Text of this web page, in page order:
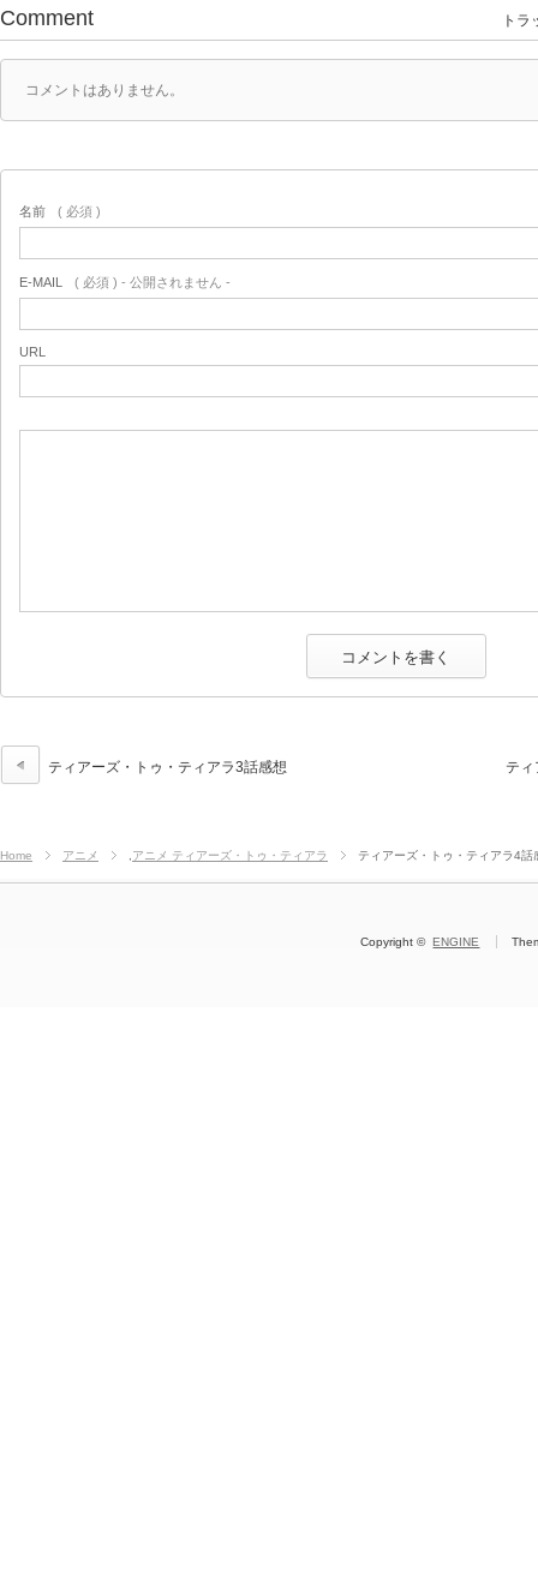
Comment トラ
コメントはありません。
名前 ( 必須 )
E-MAIL ( 必須 ) - 公開されません -
URL
ティアーズ・トゥ・ティアラ3話感想 テ
Home アニメ アニメ ティアーズ・トゥ・ティアラ ティアーズ・トゥ・ティアラ4話
Copyright ©ENGINE